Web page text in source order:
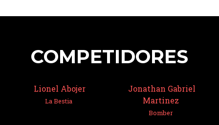
COMPETIDORES
Lionel Abojer
La Bestia
Jonathan Gabriel
Martinez
Bomber